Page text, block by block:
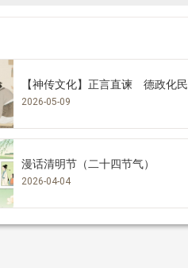
【神传文化】正言直谏 德政化民
2026-05-09
漫话清明节（二十四节气）
2026-04-04